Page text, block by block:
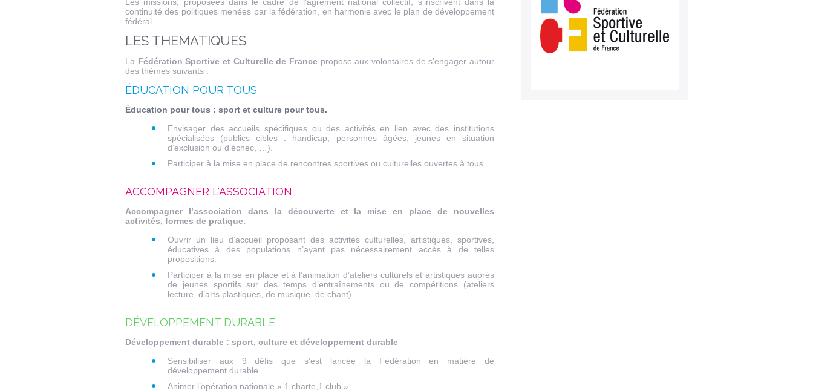
continuité des politiques menées par la fédération, en harmonie avec le plan de développement
fédéral.
LES THEMATIQUES
La Fédération Sportive et Culturelle de France propose aux volontaires de s’engager autour
des thèmes suivants :
ÉDUCATION POUR TOUS
Éducation pour tous : sport et culture pour tous.
Envisager des accueils spécifiques ou des activités en lien avec des institutions
spécialisées (publics cibles : handicap, personnes âgées, jeunes en situation
d’exclusion ou d’échec, …).
Participer à la mise en place de rencontres sportives ou culturelles ouvertes à tous.
ACCOMPAGNER L'ASSOCIATION
Accompagner l’association dans la découverte et la mise en place de nouvelles
activités, formes de pratique.
Ouvrir un lieu d’accueil proposant des activités culturelles, artistiques, sportives,
éducatives à des populations n’ayant pas nécessairement accès à de telles
propositions.
Participer à la mise en place et à l’animation d’ateliers culturels et artistiques auprès
de jeunes sportifs sur des temps d’entraînements ou de compétitions (ateliers
lecture, d’arts plastiques, de musique, de chant).
DÉVELOPPEMENT DURABLE
Développement durable : sport, culture et développement durable
Sensibiliser aux 9 défis que s’est lancée la Fédération en matière de
développement durable.
Animer l’opération nationale « 1 charte,1 club ».